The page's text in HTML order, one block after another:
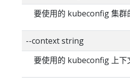
要使用的 kubeconfig 集群
--context string
要使用的 kubeconfig 上下